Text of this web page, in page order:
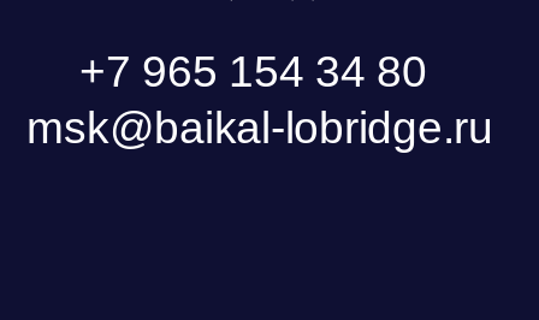
ОГРН 1157746465667 |
ИНН 7727176391 | КПП 770301001
123056, Россия, г. Москва, ул. Большая
Политика обработки персональных данных